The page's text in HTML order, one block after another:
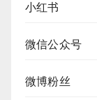
小红书
微信公众号
微博粉丝